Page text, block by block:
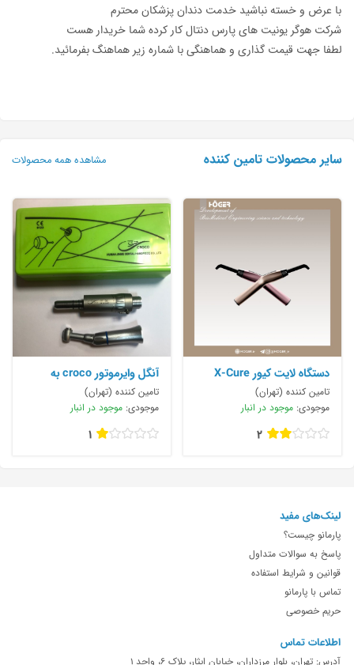
با عرض و خسته نباشید خدمت دندان پزشکان محترم
شرکت هوگر یونیت های پارس دنتال کار کرده شما خریدار هست
لطفا جهت قیمت گذاری و هماهنگی با شماره زیر هماهنگ بفرمائید.
سایر محصولات تامین کننده مشاهده همه محصولات
دستگاه لایت کیور X-Cure
تامین کننده (تهران)
موجودی: موجود در انبار
2
آنگل وایرموتور croco به
قیمت ۳۹۰
تامین کننده (تهران)
موجودی: موجود در انبار
1
لینک‌های مفید
پارمانو چیست؟
پاسخ به سوالات متداول
قوانین و شرایط استفاده
تماس با پارمانو
حریم خصوصی
اطلاعات تماس
آدرس: تهران، بلوار مرزداران، خیابان ایثار، پلاک 6، واحد 1